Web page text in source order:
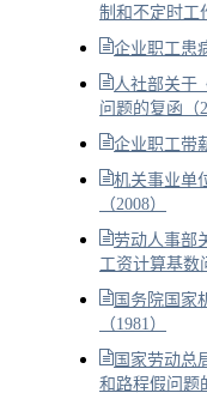
制和不定时工
企业职工患
人社部关于
问题的复函（
企业职工带
机关事业单
（2008）
劳动人事部
工资计算基数
国务院国家
（1981）
国家劳动总
和路程假问题